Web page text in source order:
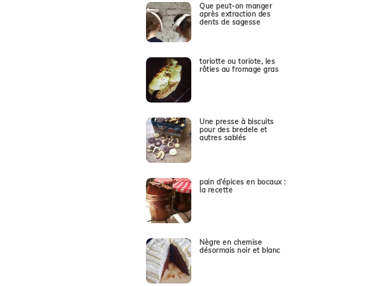
Que peut-on manger
après extraction des
dents de sagesse
toriotte ou toriote, les
rôties au fromage gras
Une presse à biscuits
pour des bredele et
autres sablés
pain d’épices en bocaux :
la recette
Nègre en chemise
désormais noir et blanc